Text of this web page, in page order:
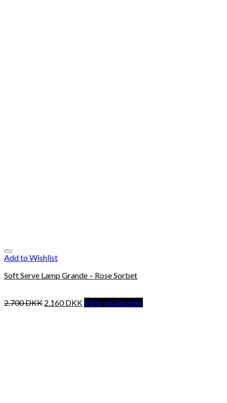
Add to Wishlist
Soft Serve Lamp Grande – Rose Sorbet
2.700DKK 2.160DKKVælg muligheder